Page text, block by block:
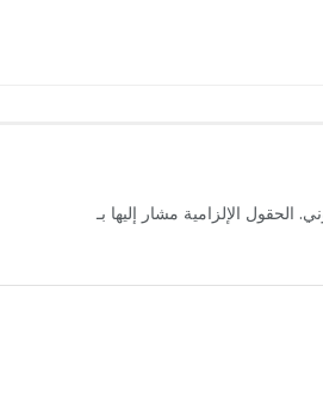
الحقول الإلزامية مشار إليها بـ